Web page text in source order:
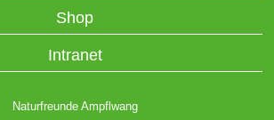
Shop
Intranet
Naturfreunde Ampflwang